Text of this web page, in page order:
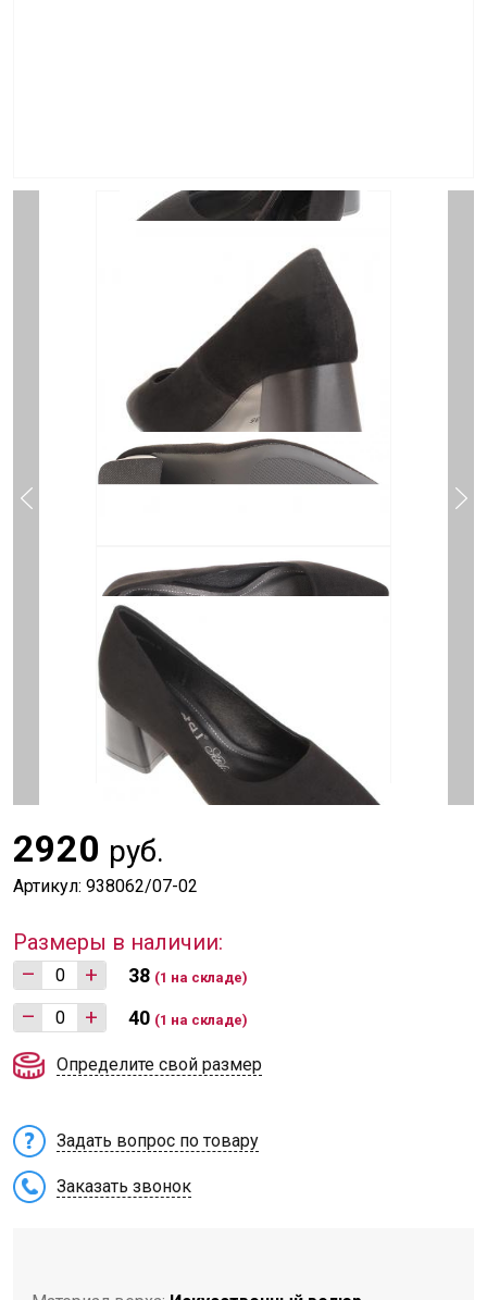
2920 руб.
Артикул: 938062/07-02
Размеры в наличии:
–
+ 38 (1 на складе)
– + 40 (1 на складе)
Определите свой размер
Задать вопрос по товару
Заказать звонок